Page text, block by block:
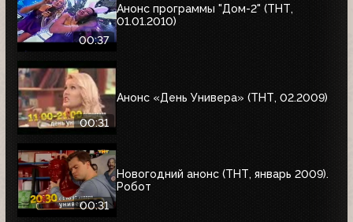
00:37
Анонс программы "Дом-2" (ТНТ,
01.01.2010)
00:31
Анонс «День Универа» (ТНТ, 02.2009)
00:31
Новогодний анонс (ТНТ, январь 2009).
Робот